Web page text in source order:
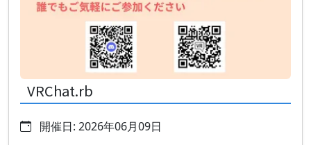
VRChat.rb
開催日: 2026年06月09日